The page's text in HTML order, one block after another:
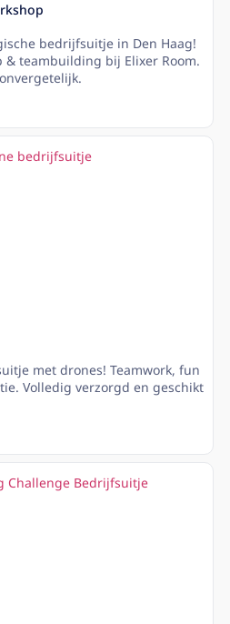
bedrijfsuitje in Den Haag!
& teambuilding bij Elixer Room.
met drones! Teamwork, fun
Volledig verzorgd en geschikt